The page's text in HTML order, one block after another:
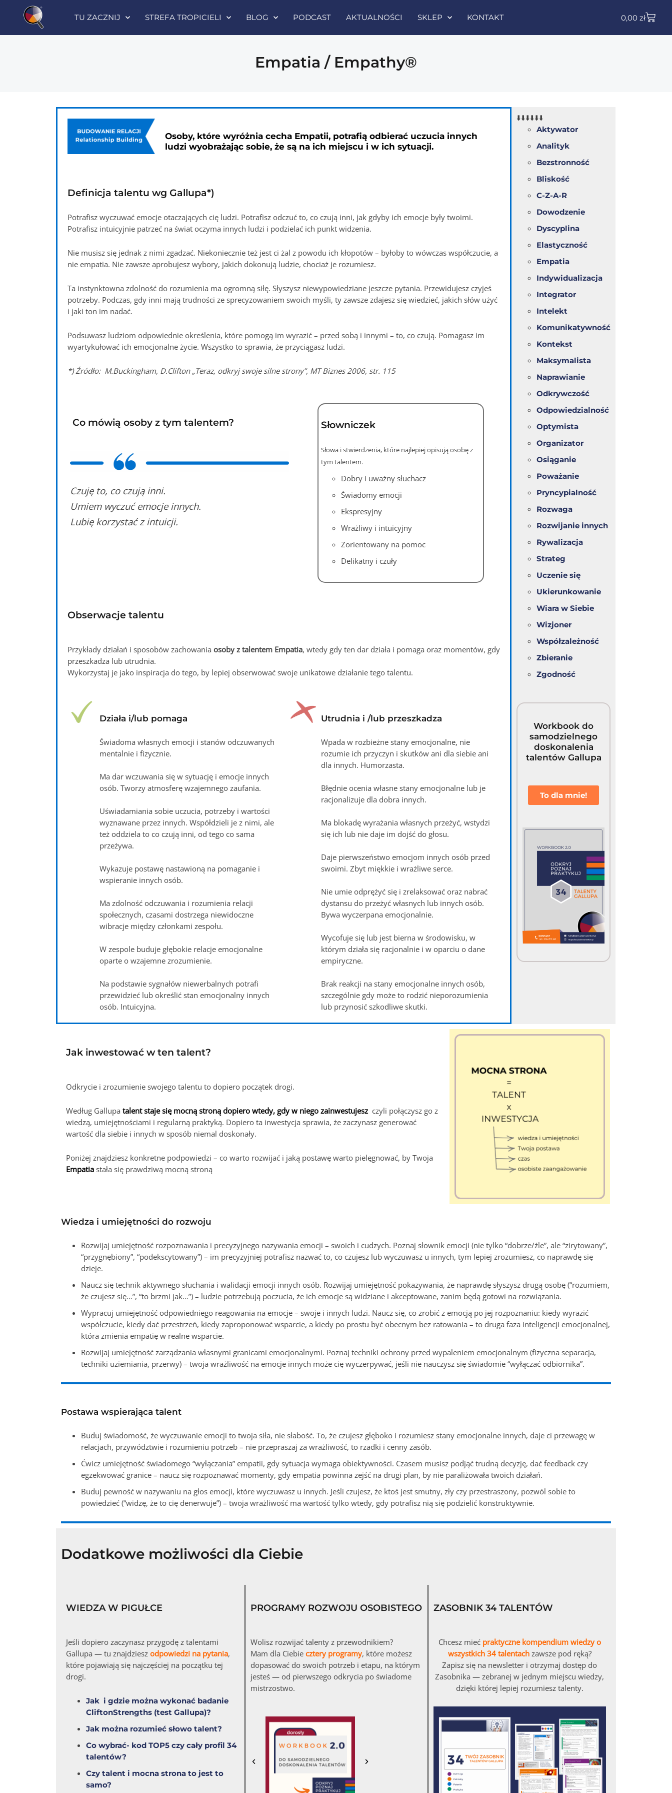
TU ZACZNIJ STREFA TROPICIELI BLOG PODCAST AKTUALNOŚCI SKLEP KONTAKT 0,00zł
Empatia / Empathy®
Osoby, które wyróżnia cecha Empatii, potrafią odbierać uczucia innych
ludzi wyobrażając sobie, że są na ich miejscu i w ich sytuacji.
Definicja talentu wg Gallupa*)
Potrafisz wyczuwać emocje otaczających cię ludzi. Potrafisz odczuć to, co czują inni, jak gdyby ich emocje były twoimi.
Potrafisz intuicyjnie patrzeć na świat oczyma innych ludzi i podzielać ich punkt widzenia.
Nie musisz się jednak z nimi zgadzać. Niekoniecznie też jest ci żal z powodu ich kłopotów – byłoby to wówczas współczucie, a
nie empatia. Nie zawsze aprobujesz wybory, jakich dokonują ludzie, chociaż je rozumiesz.
Ta instynktowna zdolność do rozumienia ma ogromną siłę. Słyszysz niewypowiedziane jeszcze pytania. Przewidujesz czyjeś
potrzeby. Podczas, gdy inni mają trudności ze sprecyzowaniem swoich myśli, ty zawsze zdajesz się wiedzieć, jakich słów użyć
i jaki ton im nadać.
Podsuwasz ludziom odpowiednie określenia, które pomogą im wyrazić – przed sobą i innymi – to, co czują. Pomagasz im
wyartykułować ich emocjonalne życie. Wszystko to sprawia, że przyciągasz ludzi.
*) Źródło: M.Buckingham, D.Clifton „Teraz, odkryj swoje silne strony”, MT Biznes 2006, str. 115
Co mówią osoby z tym talentem?
Czuję to, co czują inni.
Umiem wyczuć emocje innych.
Lubię korzystać z intuicji.
Słowniczek
Słowa i stwierdzenia, które najlepiej opisują osobę z
tym talentem.
Dobry i uważny słuchacz
Świadomy emocji
Ekspresyjny
Wrażliwy i intuicyjny
Zorientowany na pomoc
Delikatny i czuły
Obserwacje talentu
Przykłady działań i sposobów zachowaniaosoby z talentem Empatia, wtedy gdy ten dar działa i pomaga oraz momentów, gdy
przeszkadza lub utrudnia.
Wykorzystaj je jako inspiracja do tego, by lepiej obserwować swoje unikatowe działanie tego talentu.
Działa i/lub pomaga
Świadoma własnych emocji i stanów odczuwanych
mentalnie i fizycznie.
Ma dar wczuwania się w sytuację i emocje innych
osób. Tworzy atmosferę wzajemnego zaufania.
Uświadamiania sobie uczucia, potrzeby i wartości
wyznawane przez innych. Współdzieli je z nimi, ale
też oddziela to co czują inni, od tego co sama
przeżywa.
Wykazuje postawę nastawioną na pomaganie i
wspieranie innych osób.
Ma zdolność odczuwania i rozumienia relacji
społecznych, czasami dostrzega niewidoczne
wibracje między członkami zespołu.
W zespole buduje głębokie relacje emocjonalne
oparte o wzajemne zrozumienie.
Na podstawie sygnałów niewerbalnych potrafi
przewidzieć lub określić stan emocjonalny innych
osób. Intuicyjna.
Utrudnia i /lub przeszkadza
Wpada w rozbieżne stany emocjonalne, nie
rozumie ich przyczyn i skutków ani dla siebie ani
dla innych. Humorzasta.
Błędnie ocenia własne stany emocjonalne lub je
racjonalizuje dla dobra innych.
Ma blokadę wyrażania własnych przeżyć, wstydzi
się ich lub nie daje im dojść do głosu.
Daje pierwszeństwo emocjom innych osób przed
swoimi. Zbyt miękkie i wrażliwe serce.
Nie umie odprężyć się i zrelaksować oraz nabrać
dystansu do przeżyć własnych lub innych osób.
Bywa wyczerpana emocjonalnie.
Wycofuje się lub jest bierna w środowisku, w
którym działa się racjonalnie i w oparciu o dane
empiryczne.
Brak reakcji na stany emocjonalne innych osób,
szczególnie gdy może to rodzić nieporozumienia
lub przynosić szkodliwe skutki.
⬇️⬇️⬇️⬇️⬇️⬇️
Aktywator
Analityk
Bezstronność
Bliskość
C-Z-A-R
Dowodzenie
Dyscyplina
Elastyczność
Empatia
Indywidualizacja
Integrator
Intelekt
Komunikatywność
Kontekst
Maksymalista
Naprawianie
Odkrywczość
Odpowiedzialność
Optymista
Organizator
Osiąganie
Poważanie
Pryncypialność
Rozwaga
Rozwijanie innych
Rywalizacja
Strateg
Uczenie się
Ukierunkowanie
Wiara w Siebie
Wizjoner
Współzależność
Zbieranie
Zgodność
Workbook do
samodzielnego
doskonalenia
talentów Gallupa
To dla mnie!
Jak inwestować w ten talent?
Odkrycie i zrozumienie swojego talentu to dopiero początek drogi.
Według Gallupatalent staje się mocną stroną dopiero wtedy, gdy w niego zainwestujesz czyli połączysz go z
wiedzą, umiejętnościami i regularną praktyką. Dopiero ta inwestycja sprawia, że zaczynasz generować
wartość dla siebie i innych w sposób niemal doskonały.
Poniżej znajdziesz konkretne podpowiedzi – co warto rozwijać i jaką postawę warto pielęgnować, by Twoja
Empatiastała się prawdziwą mocną stroną
Wiedza i umiejętności do rozwoju
Rozwijaj umiejętność rozpoznawania i precyzyjnego nazywania emocji – swoich i cudzych. Poznaj słownik emocji (nie tylko “dobrze/źle”, ale “zirytowany”,
“przygnębiony”, “podekscytowany”) – im precyzyjniej potrafisz nazwać to, co czujesz lub wyczuwasz u innych, tym lepiej zrozumiesz, co naprawdę się
dzieje.
Naucz się technik aktywnego słuchania i walidacji emocji innych osób. Rozwijaj umiejętność pokazywania, że naprawdę słyszysz drugą osobę (“rozumiem,
że czujesz się…”, “to brzmi jak…”) – ludzie potrzebują poczucia, że ich emocje są widziane i akceptowane, zanim będą gotowi na rozwiązania.
Wypracuj umiejętność odpowiedniego reagowania na emocje – swoje i innych ludzi. Naucz się, co zrobić z emocją po jej rozpoznaniu: kiedy wyrazić
współczucie, kiedy dać przestrzeń, kiedy zaproponować wsparcie, a kiedy po prostu być obecnym bez ratowania – to druga faza inteligencji emocjonalnej,
która zmienia empatię w realne wsparcie.
Rozwijaj umiejętność zarządzania własnymi granicami emocjonalnymi. Poznaj techniki ochrony przed wypaleniem emocjonalnym (fizyczna separacja,
techniki uziemiania, przerwy) – twoja wrażliwość na emocje innych może cię wyczerpywać, jeśli nie nauczysz się świadomie “wyłączać odbiornika”.
Postawa wspierająca talent
Buduj świadomość, że wyczuwanie emocji to twoja siła, nie słabość. To, że czujesz głęboko i rozumiesz stany emocjonalne innych, daje ci przewagę w
relacjach, przywództwie i rozumieniu potrzeb – nie przepraszaj za wrażliwość, to rzadki i cenny zasób.
Ćwicz umiejętność świadomego “wyłączania” empatii, gdy sytuacja wymaga obiektywności. Czasem musisz podjąć trudną decyzję, dać feedback czy
egzekwować granice – naucz się rozpoznawać momenty, gdy empatia powinna zejść na drugi plan, by nie paraliżowała twoich działań.
Buduj pewność w nazywaniu na głos emocji, które wyczuwasz u innych. Jeśli czujesz, że ktoś jest smutny, zły czy przestraszony, pozwól sobie to
powiedzieć (“widzę, że to cię denerwuje”) – twoja wrażliwość ma wartość tylko wtedy, gdy potrafisz nią się podzielić konstruktywnie.
Dodatkowe możliwości dla Ciebie
WIEDZA W PIGUŁCE
Jeśli dopiero zaczynasz przygodę z talentami
Gallupa — tu znajdzieszodpowiedzi na pytania,
które pojawiają się najczęściej na początku tej
drogi.
Jak i gdzie można wykonać badanie
CliftonStrengths (test Gallupa)?
Jak można rozumieć słowo talent?
Co wybrać- kod TOP5 czy cały profil 34
talentów?
Czy talent i mocna strona to jest to
samo?
PROGRAMY ROZWOJU OSOBISTEGO
Wolisz rozwijać talenty z przewodnikiem?
Mam dla Ciebie cztery programy, które możesz
dopasować do swoich potrzeb i etapu, na którym
jesteś — od pierwszego odkrycia po świadome
mistrzostwo.
ZASOBNIK 34 TALENTÓW
Chcesz mieć praktyczne kompendium wiedzy o
wszystkich 34 talentachzawsze pod ręką?
Zapisz się na newsletter i otrzymaj dostęp do
Zasobnika — zebranej w jednym miejscu wiedzy,
dzięki której lepiej rozumiesz talenty.